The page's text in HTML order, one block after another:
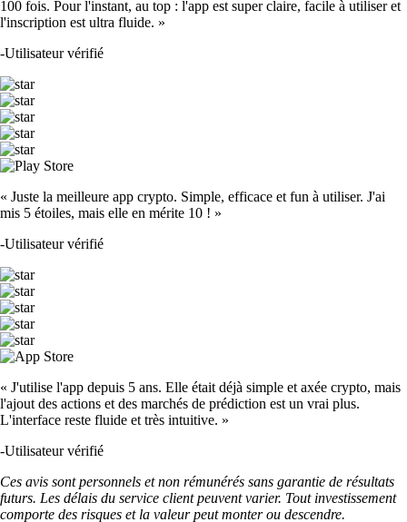
100 fois. Pour l'instant, au top : l'app est super claire, facile à utiliser et
l'inscription est ultra fluide. »
-Utilisateur vérifié
« Juste la meilleure app crypto. Simple, efficace et fun à utiliser. J'ai
mis 5 étoiles, mais elle en mérite 10 ! »
-Utilisateur vérifié
« J'utilise l'app depuis 5 ans. Elle était déjà simple et axée crypto, mais
l'ajout des actions et des marchés de prédiction est un vrai plus.
L'interface reste fluide et très intuitive. »
-Utilisateur vérifié
Ces avis sont personnels et non rémunérés sans garantie de résultats
futurs. Les délais du service client peuvent varier. Tout investissement
comporte des risques et la valeur peut monter ou descendre.